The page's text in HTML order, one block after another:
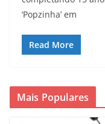
‘Popzinha’ em
Read More
Mais Populares